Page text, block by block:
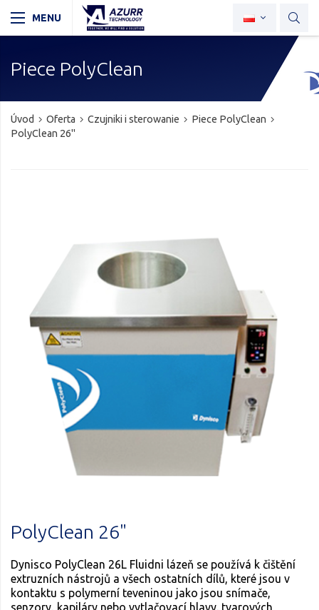
Piece PolyClean
Úvod Oferta Czujniki i sterowanie
Piece PolyClean
PolyClean 26"
PolyClean 26"
Dynisco PolyClean 26L Fluidni lázeň se používá k čištění
extruzních nástrojů a všech ostatních dílů, které jsou v
kontaktu s polymerní teveninou jako jsou snímače,
senzory, kapiláry nebo vytlačovací hlavy. tvarových